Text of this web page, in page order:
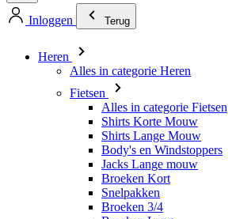
Inloggen Terug
Heren
Alles in categorie Heren
Fietsen
Alles in categorie Fietsen
Shirts Korte Mouw
Shirts Lange Mouw
Body's en Windstoppers
Jacks Lange mouw
Broeken Kort
Snelpakken
Broeken 3/4